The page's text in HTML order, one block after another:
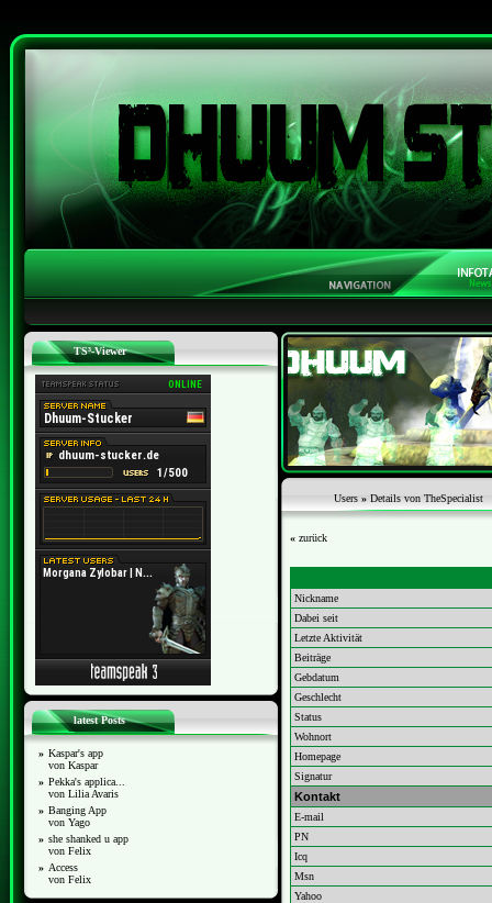
TS³-Viewer
latest Posts
» Kaspar's app
von Kaspar
» Pekka's applica...
von Lilia Avaris
» Banging App
von Yago
» she shanked u app
von Felix
» Access
von Felix
Users » Details von TheSpecialist
« zurück
Nickname
Dabei seit
Letzte Aktivität
Beiträge
Gebdatum
Geschlecht
Status
Wohnort
Homepage
Signatur
Kontakt
E-mail
PN
Icq
Msn
Yahoo